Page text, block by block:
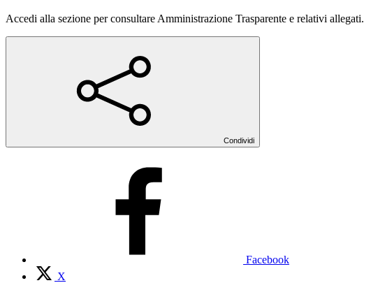
Accedi alla sezione per consultare Amministrazione Trasparente e relativi allegati.
Condividi
Facebook
X